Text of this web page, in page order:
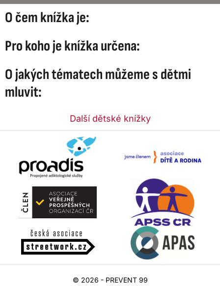
O čem knížka je:
Pro koho je knížka určena:
O jakých tématech můžeme s dětmi
mluvit:
Další dětské knížky
© 2026 - PREVENT 99